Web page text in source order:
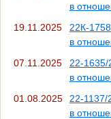
в
19.11.2025
22К-
в
07.11.2025
22-1635/
в
01.08.2025
22-1137/
в